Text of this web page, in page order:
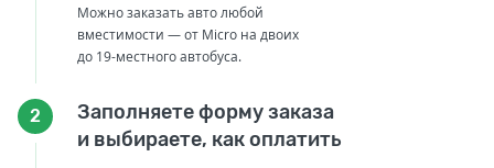
Можно заказать авто любой
вместимости — от Micro на двоих
до 19-местного автобуса.
2
Заполняете форму заказа
и выбираете, как оплатить